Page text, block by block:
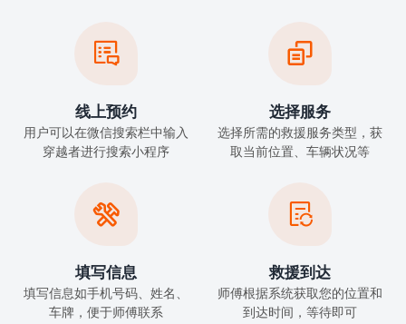

线上预约
用户可以在微信搜索栏中输入
穿越者进行搜索小程序

选择服务
选择所需的救援服务类型，获
取当前位置、车辆状况等

填写信息
填写信息如手机号码、姓名、
车牌，便于师傅联系

救援到达
师傅根据系统获取您的位置和
到达时间，等待即可